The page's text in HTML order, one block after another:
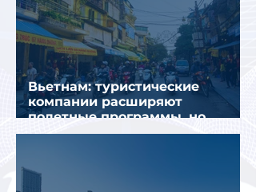
Вьетнам: туристические
компании расширяют
полетные программы, но
избегают прежних ошибок